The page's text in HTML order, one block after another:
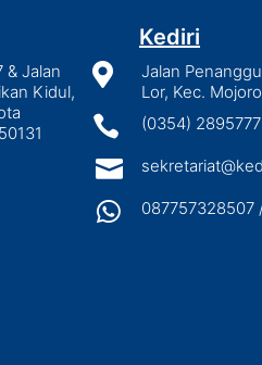
& Jalan
Kidul,
Kediri

Jalan
Lor, Kec.
 (0354)

 087757328507